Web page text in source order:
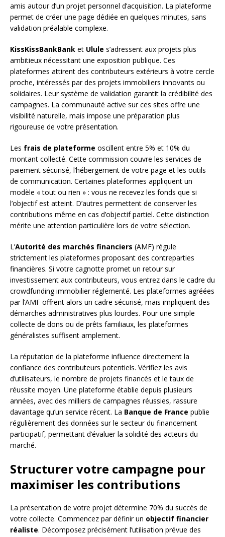
amis autour d’un projet personnel d’acquisition. La plateforme
permet de créer une page dédiée en quelques minutes, sans
validation préalable complexe.
KissKissBankBank et Ulule s’adressent aux projets plus
ambitieux nécessitant une exposition publique. Ces
plateformes attirent des contributeurs extérieurs à votre cercle
proche, intéressés par des projets immobiliers innovants ou
solidaires. Leur système de validation garantit la crédibilité des
campagnes. La communauté active sur ces sites offre une
visibilité naturelle, mais impose une préparation plus
rigoureuse de votre présentation.
Les frais de plateforme oscillent entre 5% et 10% du
montant collecté. Cette commission couvre les services de
paiement sécurisé, l’hébergement de votre page et les outils
de communication. Certaines plateformes appliquent un
modèle « tout ou rien » : vous ne recevez les fonds que si
l’objectif est atteint. D’autres permettent de conserver les
contributions même en cas d’objectif partiel. Cette distinction
mérite une attention particulière lors de votre sélection.
L’Autorité des marchés financiers (AMF) régule
strictement les plateformes proposant des contreparties
financières. Si votre cagnotte promet un retour sur
investissement aux contributeurs, vous entrez dans le cadre du
crowdfunding immobilier réglementé. Les plateformes agréées
par l’AMF offrent alors un cadre sécurisé, mais impliquent des
démarches administratives plus lourdes. Pour une simple
collecte de dons ou de prêts familiaux, les plateformes
généralistes suffisent amplement.
La réputation de la plateforme influence directement la
confiance des contributeurs potentiels. Vérifiez les avis
d’utilisateurs, le nombre de projets financés et le taux de
réussite moyen. Une plateforme établie depuis plusieurs
années, avec des milliers de campagnes réussies, rassure
davantage qu’un service récent. La Banque de France publie
régulièrement des données sur le secteur du financement
participatif, permettant d’évaluer la solidité des acteurs du
marché.
Structurer votre campagne pour
maximiser les contributions
La présentation de votre projet détermine 70% du succès de
votre collecte. Commencez par définir un objectif financier
réaliste. Décomposez précisément l’utilisation prévue des